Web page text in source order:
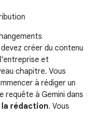
créer du contenu
et
chapitre. Vous
à rédiger un
requête à Gemini dans
la rédaction. Vous